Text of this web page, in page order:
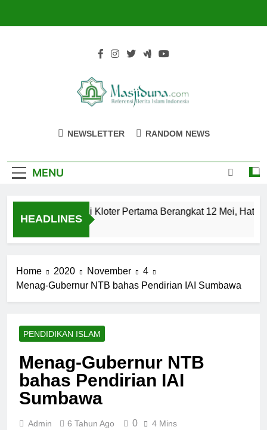
Masjiduna
NEWSLETTER RANDOM NEWS
MENU
HEADLINES
Calon Jemaah Haji Kloter Pertama Berangkat 12 Mei, Hati-
Home 2020 November
4
Menag-Gubernur NTB bahas Pendirian IAI Sumbawa
PENDIDIKAN ISLAM
Menag-Gubernur NTB
bahas Pendirian IAI
Sumbawa
Admin 6 Tahun Ago 0 4 Mins